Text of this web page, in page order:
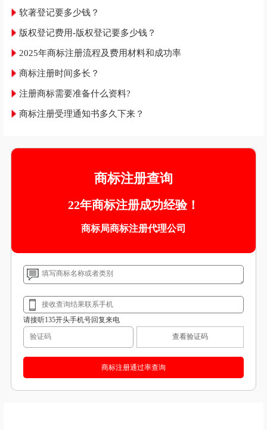
软著登记要多少钱？
版权登记费用-版权登记要多少钱？
2025年商标注册流程及费用材料和成功率
商标注册时间多长？
注册商标需要准备什么资料?
商标注册受理通知书多久下来？
商标注册查询
22年商标注册成功经验！
商标局商标注册代理公司
请接听135开头手机号回复来电
查看验证码